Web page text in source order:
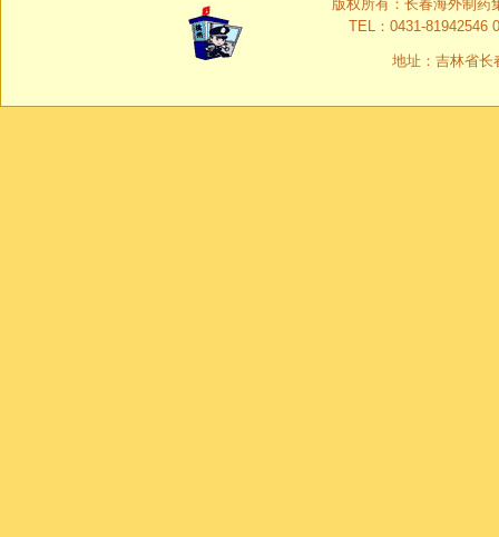
版权所有：长春海外制药
TEL：0431-81942546
地址：吉林省长